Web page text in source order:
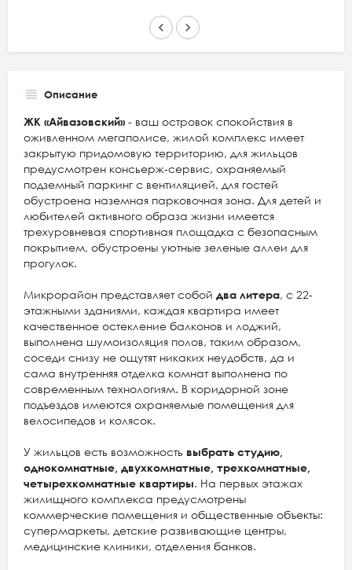
keyboard_arrow_left keyboard_arrow_right
Описание
ЖК «Айвазовский»- ваш островок спокойствия в
оживленном мегаполисе, жилой комплекс имеет
закрытую придомовую территорию, для жильцов
предусмотрен консьерж-сервис, охраняемый
подземный паркинг с вентиляцией, для гостей
обустроена наземная парковочная зона. Для детей и
любителей активного образа жизни имеется
трехуровневая спортивная площадка с безопасным
покрытием, обустроены уютные зеленые аллеи для
прогулок.
Микрорайон представляет собой два литера, с 22-
этажными зданиями, каждая квартира имеет
качественное остекление балконов и лоджий,
выполнена шумоизоляция полов, таким образом,
соседи снизу не ощутят никаких неудобств, да и
сама внутренняя отделка комнат выполнена по
современным технологиям. В коридорной зоне
подъездов имеются охраняемые помещения для
велосипедов и колясок.
У жильцов есть возможность выбрать студию,
однокомнатные, двухкомнатные, трехкомнатные,
четырехкомнатные квартиры. На первых этажах
жилищного комплекса предусмотрены
коммерческие помещения и общественные объекты:
супермаркеты, детские развивающие центры,
медицинские клиники, отделения банков.